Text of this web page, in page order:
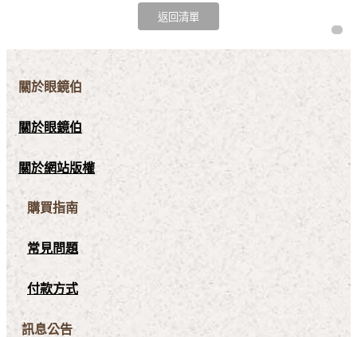
關於眼鏡伯
關於眼鏡伯
關於網站版權
購買指南
常見問題
付款方式
訊息公告